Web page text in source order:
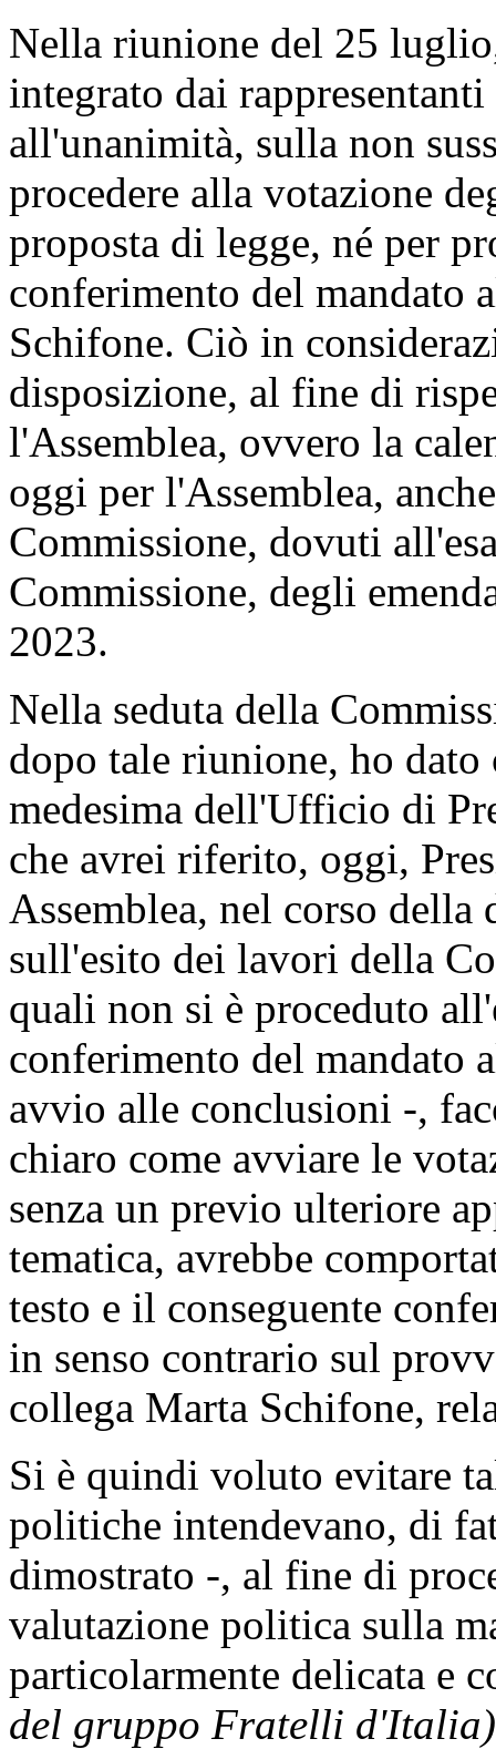
Nella riunione del 25
integrato dai
all'unanimità, sulla non
procedere alla votazione
proposta di legge, né per
conferimento del mandato
Schifone. Ciò in
disposizione, al fine di
l'Assemblea, ovvero la
oggi per l'Assemblea,
Commissione, dovuti
Commissione, degli
2023.
Nella seduta della
dopo tale riunione, ho
medesima dell'Ufficio di
che avrei riferito, oggi,
Assemblea, nel corso della
sull'esito dei lavori della
quali non si è proceduto
conferimento del mandato
avvio alle conclusioni -,
chiaro come avviare le
senza un previo ulteriore
tematica, avrebbe
testo e il conseguente
in senso contrario sul
collega Marta Schifone,
Si è quindi voluto evitare
politiche intendevano, di
dimostrato -, al fine di
valutazione politica sulla
particolarmente delicata e
del gruppo Fratelli d'Italia)